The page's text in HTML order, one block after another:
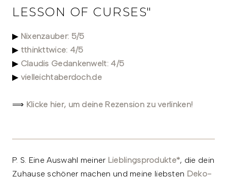
LESSON OF CURSES"
▶ Nixenzauber: 5/5
▶ tthinkttwice: 4/5
▶ Claudis Gedankenwelt: 4/5
▶ vielleichtaberdoch.de
⟹ Klicke hier, um deine Rezension zu verlinken!
P. S. Eine Auswahl meiner Lieblingsprodukte*, die dein
Zuhause schöner machen und meine liebsten Deko-